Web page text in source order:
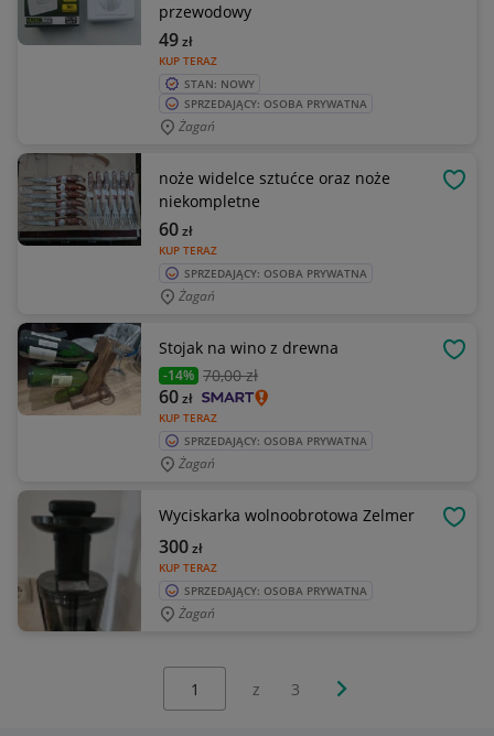
przewodowy
KUP TERAZ
49zł
STAN: NOWY
SPRZEDAJĄCY: OSOBA PRYWATNA
Żagań
noże widelce sztućce oraz noże
niekompletne
KUP TERAZ
60zł
SPRZEDAJĄCY: OSOBA PRYWATNA
Żagań
Stojak na wino z drewna
-14% 70,00 zł
KUP TERAZ
60zł
SPRZEDAJĄCY: OSOBA PRYWATNA
Żagań
Wyciskarka wolnoobrotowa Zelmer
KUP TERAZ
300zł
SPRZEDAJĄCY: OSOBA PRYWATNA
Żagań
z 3 Następna strona